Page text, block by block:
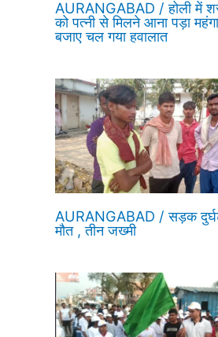
AURANGABAD / होली में
को पत्नी से मिलने आना पड़ा
बजाए चल गया हवालात
AURANGABAD / सड़क
मौत , तीन जख्मी